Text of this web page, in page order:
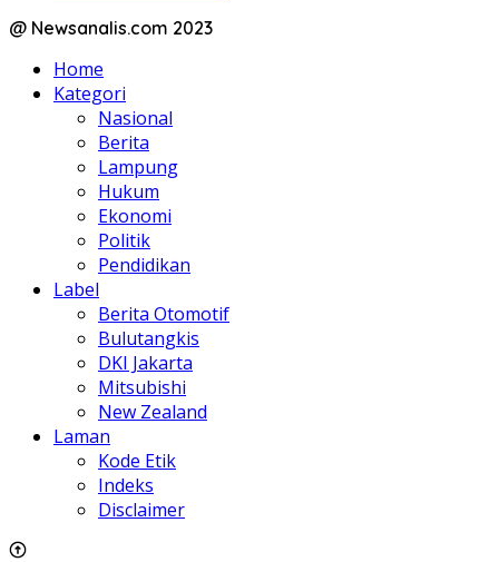
@ Newsanalis.com 2023
Home
Kategori
Nasional
Berita
Lampung
Hukum
Ekonomi
Politik
Pendidikan
Label
Berita Otomotif
Bulutangkis
DKI Jakarta
Mitsubishi
New Zealand
Laman
Kode Etik
Indeks
Disclaimer